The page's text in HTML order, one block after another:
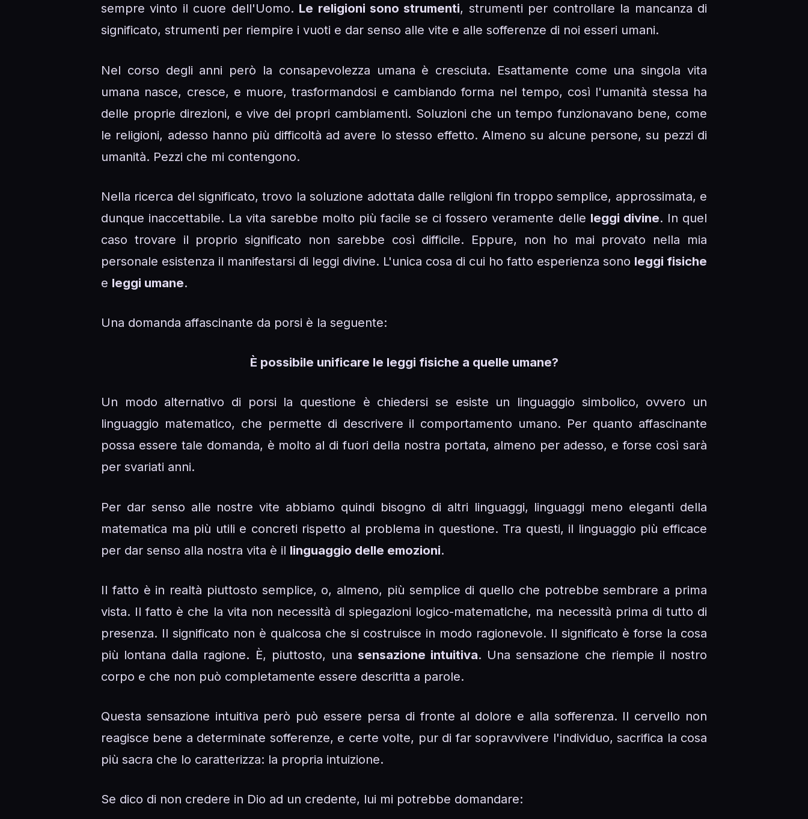
sempre vinto il cuore dell'Uomo. Le religioni sono strumenti, strumenti per controllare la mancanza di
significato, strumenti per riempire i vuoti e dar senso alle vite e alle sofferenze di noi esseri umani.
Nel corso degli anni però la consapevolezza umana è cresciuta. Esattamente come una singola vita
umana nasce, cresce, e muore, trasformandosi e cambiando forma nel tempo, così l'umanità stessa ha
delle proprie direzioni, e vive dei propri cambiamenti. Soluzioni che un tempo funzionavano bene, come
le religioni, adesso hanno più difficoltà ad avere lo stesso effetto. Almeno su alcune persone, su pezzi di
umanità. Pezzi che mi contengono.
Nella ricerca del significato, trovo la soluzione adottata dalle religioni fin troppo semplice, approssimata, e
dunque inaccettabile. La vita sarebbe molto più facile se ci fossero veramente delle leggi divine. In quel
caso trovare il proprio significato non sarebbe così difficile. Eppure, non ho mai provato nella mia
personale esistenza il manifestarsi di leggi divine. L'unica cosa di cui ho fatto esperienza sono leggi fisiche
e leggi umane.
Una domanda affascinante da porsi è la seguente:
È possibile unificare le leggi fisiche a quelle umane?
Un modo alternativo di porsi la questione è chiedersi se esiste un linguaggio simbolico, ovvero un
linguaggio matematico, che permette di descrivere il comportamento umano. Per quanto affascinante
possa essere tale domanda, è molto al di fuori della nostra portata, almeno per adesso, e forse così sarà
per svariati anni.
Per dar senso alle nostre vite abbiamo quindi bisogno di altri linguaggi, linguaggi meno eleganti della
matematica ma più utili e concreti rispetto al problema in questione. Tra questi, il linguaggio più efficace
per dar senso alla nostra vita è il linguaggio delle emozioni.
Il fatto è in realtà piuttosto semplice, o, almeno, più semplice di quello che potrebbe sembrare a prima
vista. Il fatto è che la vita non necessità di spiegazioni logico-matematiche, ma necessità prima di tutto di
presenza. Il significato non è qualcosa che si costruisce in modo ragionevole. Il significato è forse la cosa
più lontana dalla ragione. È, piuttosto, una sensazione intuitiva. Una sensazione che riempie il nostro
corpo e che non può completamente essere descritta a parole.
Questa sensazione intuitiva però può essere persa di fronte al dolore e alla sofferenza. Il cervello non
reagisce bene a determinate sofferenze, e certe volte, pur di far sopravvivere l'individuo, sacrifica la cosa
più sacra che lo caratterizza: la propria intuizione.
Se dico di non credere in Dio ad un credente, lui mi potrebbe domandare: